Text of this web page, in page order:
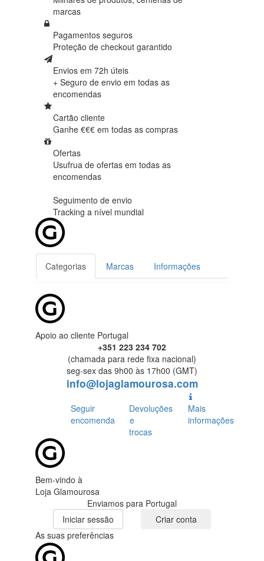
marcas
Pagamentos seguros
Proteção de checkout garantido
Envios em 72h úteis
+ Seguro de envio em todas as
encomendas
Cartão cliente
Ganhe €€€ em todas as compras
Ofertas
Usufrua de ofertas em todas as
encomendas
Seguimento de envio
Tracking a nível mundial
Categorias Marcas Informações
Apoio ao cliente Portugal
+351 223 234 702
(chamada para rede fixa nacional)
seg-sex das 9h00 às 17h00 (GMT)
info@lojaglamourosa.com
Seguir
encomenda
Devoluções
e
trocas
Mais
informações
Bem-vindo à
Loja Glamourosa
Enviamos para Portugal
Iniciar sessão
Criar conta
As suas preferências